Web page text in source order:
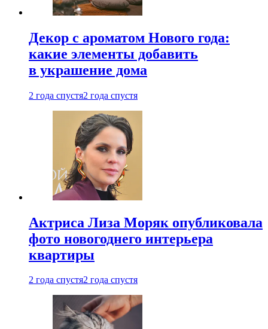
Декор с ароматом Нового года:
какие элементы добавить
в украшение дома
2 года спустя2 года спустя
Актриса Лиза Моряк опубликовала
фото новогоднего интерьера
квартиры
2 года спустя2 года спустя